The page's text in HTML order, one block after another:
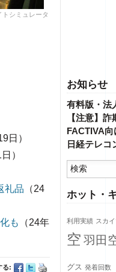
お知らせ
有料版・法
【注意】
FACTIVA
日経テレコ
ホット・
利用実績 スカ
空 羽田
グス 発着回数
シミュレータ
日）
）
礼品 （24
も
（24年
る: